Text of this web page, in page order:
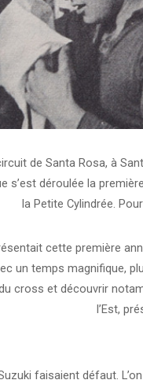
de Santa Rosa, à
s’est déroulée la
la Petite Cylindrée.
cette première
un temps magnifique,
cross et découvrir
l’Est,
faisaient défaut.